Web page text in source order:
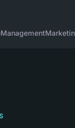
Management